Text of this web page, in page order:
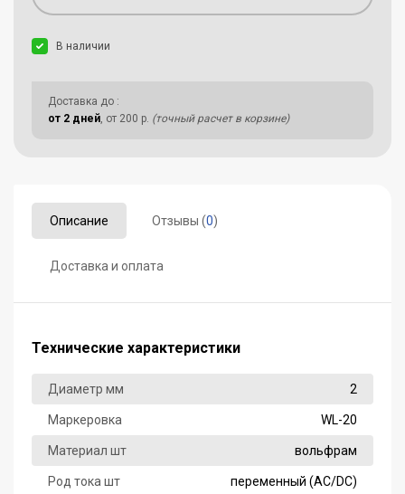
Описание Отзывы (0)
Доставка и оплата
Технические характеристики
Диаметр мм 2
Маркеровка WL-20
Материал шт вольфрам
Род тока шт переменный (AC/DC)
В наличии
Доставка до :
от 2 дней, от 200 р. (точный расчет в корзине)